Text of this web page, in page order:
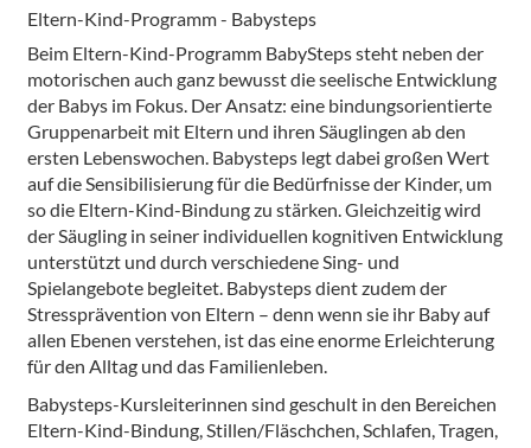
Eltern-Kind-Programm - Babysteps
Beim Eltern-Kind-Programm BabySteps steht neben der
motorischen auch ganz bewusst die seelische Entwicklung
der Babys im Fokus. Der Ansatz: eine bindungsorientierte
Gruppenarbeit mit Eltern und ihren Säuglingen ab den
ersten Lebenswochen. Babysteps legt dabei großen Wert
auf die Sensibilisierung für die Bedürfnisse der Kinder, um
so die Eltern-Kind-Bindung zu stärken. Gleichzeitig wird
der Säugling in seiner individuellen kognitiven Entwicklung
unterstützt und durch verschiedene Sing- und
Spielangebote begleitet. Babysteps dient zudem der
Stressprävention von Eltern – denn wenn sie ihr Baby auf
allen Ebenen verstehen, ist das eine enorme Erleichterung
für den Alltag und das Familienleben.
Babysteps-Kursleiterinnen sind geschult in den Bereichen
Eltern-Kind-Bindung, Stillen/Fläschchen, Schlafen, Tragen,